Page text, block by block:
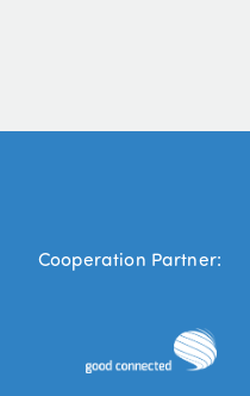
Cooperation Partner: